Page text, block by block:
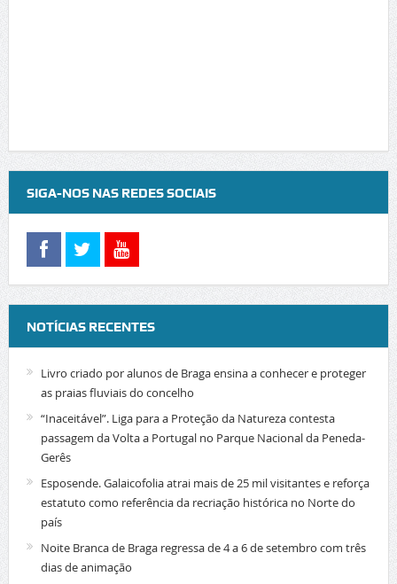
SIGA-NOS NAS REDES SOCIAIS
NOTÍCIAS RECENTES
Livro criado por alunos de Braga ensina a conhecer e proteger
as praias fluviais do concelho
“Inaceitável”. Liga para a Proteção da Natureza contesta
passagem da Volta a Portugal no Parque Nacional da Peneda-
Gerês
Esposende. Galaicofolia atrai mais de 25 mil visitantes e reforça
estatuto como referência da recriação histórica no Norte do
país
Noite Branca de Braga regressa de 4 a 6 de setembro com três
dias de animação